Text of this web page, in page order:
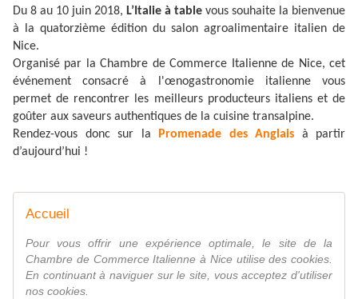
Du 8 au 10 juin 2018, L’Italie à table vous souhaite la bienvenue
à la quatorzième édition du salon agroalimentaire italien de
Nice.
Organisé par la Chambre de Commerce Italienne de Nice, cet
événement consacré à l'œnogastronomie italienne vous
permet de rencontrer les meilleurs producteurs italiens et de
goûter aux saveurs authentiques de la cuisine transalpine.
Rendez-vous donc sur la
Promenade des Anglais à partir
d’aujourd’hui !
Accueil
Pour vous offrir une expérience optimale, le site de la
Chambre de Commerce Italienne à Nice utilise des cookies.
En continuant à naviguer sur le site, vous acceptez d'utiliser
nos cookies.